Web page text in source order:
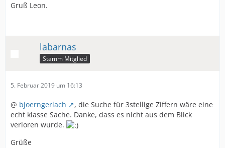
Gruß Leon.
labarnas
Stamm Mitglied
5. Februar 2019 um 16:13
@ bjoerngerlach
, die Suche für 3stellige Ziffern wäre eine
echt klasse Sache. Danke, dass es nicht aus dem Blick
verloren wurde.
Grüße